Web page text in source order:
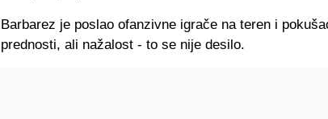
Barbarez je poslao ofanzivne igrače na teren i
prednosti, ali nažalost - to se nije desilo.